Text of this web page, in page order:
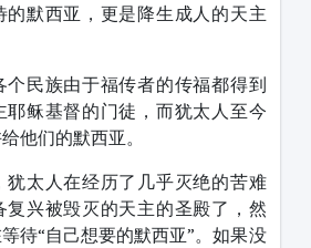
的默西亚，更是降生成人的天主
个民族由于福传者的传福都得到
耶稣基督的门徒，而犹太人至今
他们的默西亚。
犹太人在经历了几乎灭绝的苦难
复兴被毁灭的天主的圣殿了，然
待“自己想要的默西亚”。如果没